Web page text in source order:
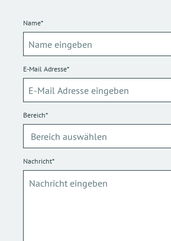
Name*
E-Mail Adresse*
Bereich*
Nachricht*